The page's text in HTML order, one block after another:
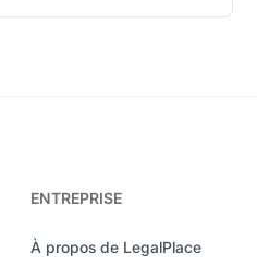
ENTREPRISE
À propos de LegalPlace